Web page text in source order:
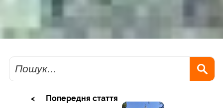
Пошук
Попередня стаття